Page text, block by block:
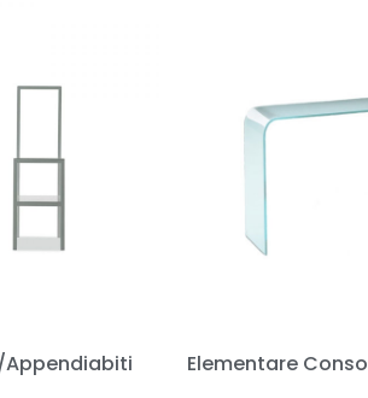
Appendiabiti
Elementare